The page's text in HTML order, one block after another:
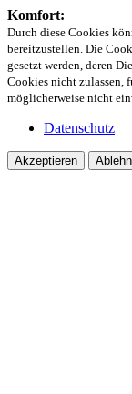
Komfort:
Durch diese Cookies
bereitzustellen. Die
gesetzt werden, deren
Cookies nicht zulassen,
möglicherweise nicht
Datenschutz
Akzeptieren